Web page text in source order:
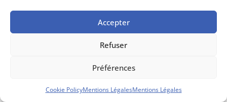
Accepter
Refuser
Préférences
Cookie PolicyMentions LégalesMentions Légales
Conditions générales de vente